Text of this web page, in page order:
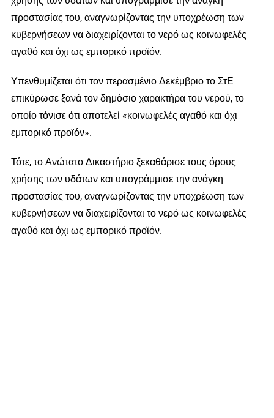
προστασίας του, αναγνωρίζοντας την υποχρέωση των
κυβερνήσεων να διαχειρίζονται το νερό ως κοινωφελές
αγαθό και όχι ως εμπορικό προϊόν.
Υπενθυμίζεται ότι τον περασμένιο Δεκέμβριο το ΣτΕ
επικύρωσε ξανά τον δημόσιο χαρακτήρα του νερού, το
οποίο τόνισε ότι αποτελεί «κοινωφελές αγαθό και όχι
εμπορικό προϊόν».
Τότε, το Ανώτατο Δικαστήριο ξεκαθάρισε τους όρους
χρήσης των υδάτων και υπογράμμισε την ανάγκη
προστασίας του, αναγνωρίζοντας την υποχρέωση των
κυβερνήσεων να διαχειρίζονται το νερό ως κοινωφελές
αγαθό και όχι ως εμπορικό προϊόν.